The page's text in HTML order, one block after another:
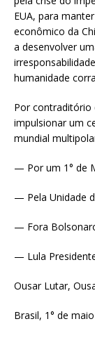
EUA, para
econômico da
a desenvolver
humanidade
Por contraditório
impulsionar um
mundial
— Por um 1° de
— Pela Unidade
— Fora
— Lula
Ousar Lutar,
Brasil, 1° de